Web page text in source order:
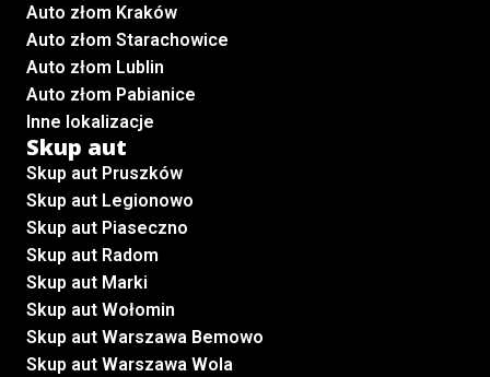
Auto złom Kraków
Auto złom Starachowice
Auto złom Lublin
Auto złom Pabianice
Inne lokalizacje
Skup aut
Skup aut Pruszków
Skup aut Legionowo
Skup aut Piaseczno
Skup aut Radom
Skup aut Marki
Skup aut Wołomin
Skup aut Warszawa Bemowo
Skup aut Warszawa Wola